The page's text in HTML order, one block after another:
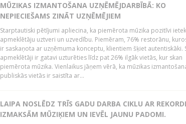
MŪZIKAS IZMANTOŠANA UZŅĒMĒJDARBĪBĀ: KO
NEPIECIEŠAMS ZINĀT UZŅĒMĒJIEM
Starptautiski pētījumi apliecina, ka piemērota mūzika pozitīvi
apmeklētāju uztveri un uzvedību. Piemēram, 76% restorānu,
ir saskaņota ar uzņēmuma konceptu, klientiem šķiet autentiskāki.
apmeklētāji ir gatavi uzturēties līdz pat 26% ilgāk vietās, kur skan
piemērota mūzika. Vienlaikus jāņem vērā, ka mūzikas
publiskās vietās ir saistīta ar...
LAIPA NOSLĒDZ TRĪS GADU DARBA CIKLU AR
IZMAKSĀM MŪZIĶIEM UN IEVĒL JAUNU PADOMI.